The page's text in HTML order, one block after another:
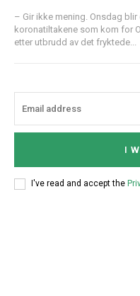
– Gir ikke mening. Onsdag blir det lettelser i de strenge
koronatiltakene som kom for
etter utbrudd av det fryktede...
I
I've read and accept the